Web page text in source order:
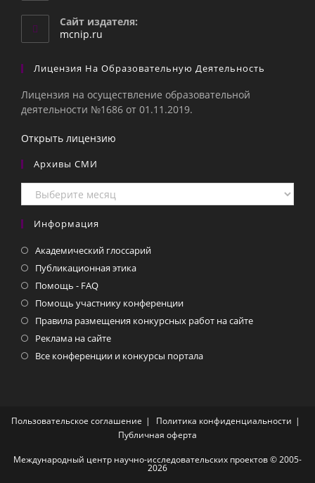
Сайт издателя:
mcnip.ru
Лицензия На Образовательную Деятельность
Лицензия на осуществление образовательной
деятельности №1686 от 01.11.2019.
Открыть лицензию
Архивы СМИ
Архивы
СМИ
Информация
Академический глоссарий
Публикационная этика
Помощь - FAQ
Помощь участнику конференции
Правила размещения конкурсных работ на сайте
Реклама на сайте
Все конференции и конкурсы портала
Пользовательское соглашение
Политика конфиденциальности
Публичная оферта
Международный центр научно-исследовательских проектов © 2005-
2026